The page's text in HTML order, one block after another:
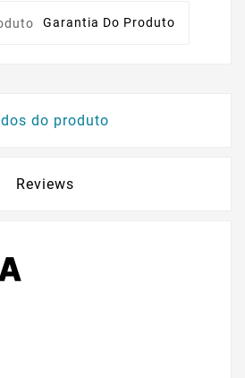
Garantia Do Produto
do produto
Reviews